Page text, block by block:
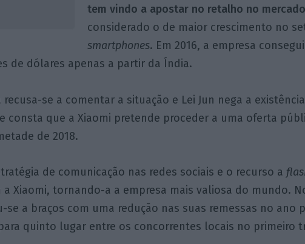
tem vindo a apostar no retalho no
considerado o de maior crescimento no
smartphones. Em 2016, a empresa
de dólares apenas a partir da Índia.
se a comentar a situação e Lei Jun nega a
consta que a Xiaomi pretende proceder a uma oferta
de 2018.
de comunicação nas redes sociais e o recurso a
Xiaomi, tornando-a a empresa mais valiosa do mundo.
se a braços com uma redução nas suas remessas no ano
quinto lugar entre os concorrentes locais no primeiro